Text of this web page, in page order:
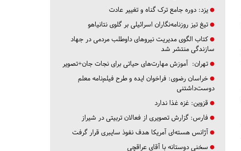
یزد: دوره جامع ترک گناه و تغییر عادت
تیغ تیز روزنامه‌نگاران اسرائیلی بر گلوی نتانیاهو
کتاب الگوی مدیریت نیروهای داوطلب مردمی در جهاد
سازندگی منتشر شد
تهران: آموزش مهارت‌های حیاتی برای نجات جان+تصویر
خراسان رضوی: فراخوان ایده و طرح فیلم‌نامه معلم
دوست‌داشتنی
قزوین: غزه غذا ندارد
فارس: گزارش تصویری از فعالان تربیتی در شیراز
آژانس هسته‌ای آمریکا هدف نفوذ سایبری قرار گرفت
سخنی دوستانه با آقای عراقچی